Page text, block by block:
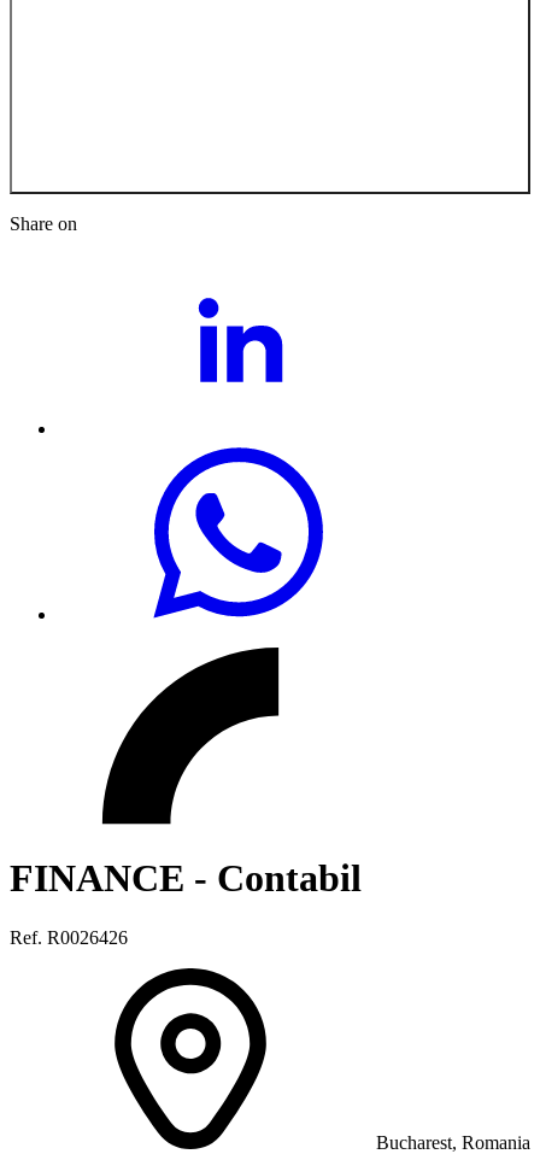
Share on
FINANCE - Contabil
Ref. R0026426
Bucharest, Romania